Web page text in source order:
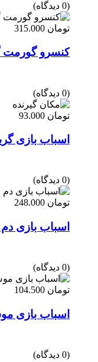
(0 دیدگاه)
تومان
کنسرو گورمت
(0 دیدگاه)
تومان
اسباب بازی
(0 دیدگاه)
تومان
اسباب بازی
(0 دیدگاه)
تومان
اسباب بازی موش در
(0 دیدگاه)